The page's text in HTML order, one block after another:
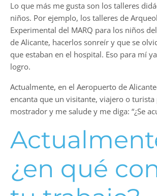
Lo que más me gusta son los talleres
niños. Por ejemplo, los talleres de
Experimental del MARQ para los niños
de Alicante, hacerlos sonreír y que se
que estaban en el hospital. Eso para mí
logro.
Actualmente, en el Aeropuerto de
encanta que un visitante, viajero o turista
mostrador y me salude y me diga: “¿Se
¿en qué